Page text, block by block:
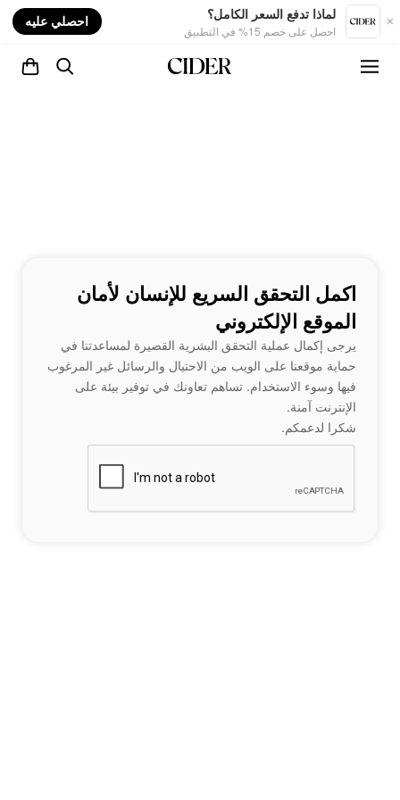
لماذا تدفع السعر الكامل؟
احصل على خصم 15% في التطبيق
احصلي عليه
اكمل التحقق السريع للإنسان لأمان
الموقع الإلكتروني
يرجى إكمال عملية التحقق البشرية القصيرة لمساعدتنا في
حماية موقعنا على الويب من الاحتيال والرسائل غير المرغوب
فيها وسوء الاستخدام. تساهم تعاونك في توفير بيئة على
الإنترنت آمنة.
شكرا لدعمكم.